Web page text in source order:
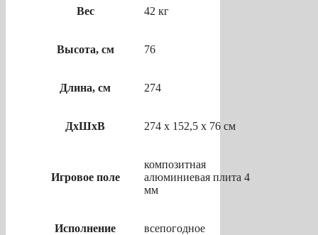
Вес 42 кг
Высота, см 76
Длина, см 274
ДхШхВ 274 х 152,5 х 76 см
Игровое поле
композитная
алюминиевая плита 4
мм
Исполнение всепогодное